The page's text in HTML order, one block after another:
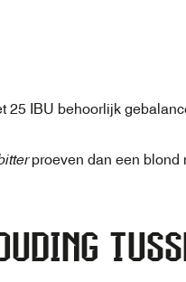
25 IBU behoorlijk
proeven dan een blond